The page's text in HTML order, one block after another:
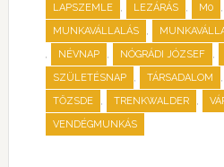
LAPSZEMLE , LEZÁRÁS , M0 ,
MUNKAVÁLLALÁS ,
, NÉVNAP , NÓGRÁDI JÓZSEF ,
SZÜLETÉSNAP , TÁRSADALOM ,
TŐZSDE , TRENKWALDER ,
VENDÉGMUNKÁS